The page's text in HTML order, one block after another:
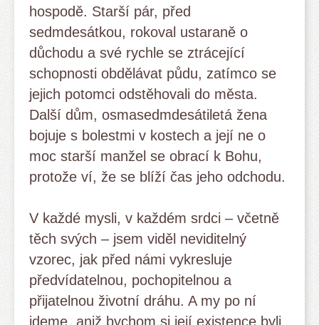
hospodě. Starší pár, před
sedmdesátkou, rokoval ustaraně o
důchodu a své rychle se ztrácející
schopnosti obdělávat půdu, zatímco se
jejich potomci odstěhovali do města.
Další dům, osmasedmdesátiletá žena
bojuje s bolestmi v kostech a její ne o
moc starší manžel se obrací k Bohu,
protože ví, že se blíží čas jeho odchodu.
V každé mysli, v každém srdci – včetně
těch svých – jsem viděl neviditelný
vzorec, jak před námi vykresluje
předvídatelnou, pochopitelnou a
přijatelnou životní dráhu. A my po ní
jdeme, aniž bychom si její existence byli